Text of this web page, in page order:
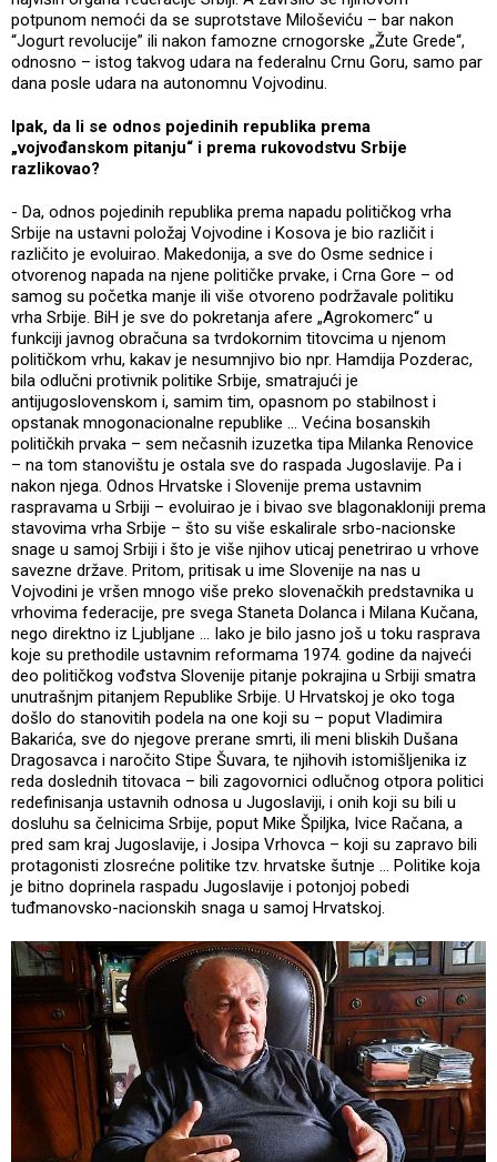
potpunom nemoći da se suprotstave Miloševiću – bar nakon
“Jogurt revolucije” ili nakon famozne crnogorske „Žute Grede“,
odnosno – istog takvog udara na federalnu Crnu Goru, samo par
dana posle udara na autonomnu Vojvodinu.
Ipak, da li se odnos pojedinih republika prema
„vojvođanskom pitanju“ i prema rukovodstvu Srbije
razlikovao?
- Da, odnos pojedinih republika prema napadu političkog vrha
Srbije na ustavni položaj Vojvodine i Kosova je bio različit i
različito je evoluirao. Makedonija, a sve do Osme sednice i
otvorenog napada na njene političke prvake, i Crna Gore – od
samog su početka manje ili više otvoreno podržavale politiku
vrha Srbije. BiH je sve do pokretanja afere „Agrokomerc“ u
funkciji javnog obračuna sa tvrdokornim titovcima u njenom
političkom vrhu, kakav je nesumnjivo bio npr. Hamdija Pozderac,
bila odlučni protivnik politike Srbije, smatrajući je
antijugoslovenskom i, samim tim, opasnom po stabilnost i
opstanak mnogonacionalne republike ... Većina bosanskih
političkih prvaka – sem nečasnih izuzetka tipa Milanka Renovice
– na tom stanovištu je ostala sve do raspada Jugoslavije. Pa i
nakon njega. Odnos Hrvatske i Slovenije prema ustavnim
raspravama u Srbiji – evoluirao je i bivao sve blagonakloniji prema
stavovima vrha Srbije – što su više eskalirale srbo-nacionske
snage u samoj Srbiji i što je više njihov uticaj penetrirao u vrhove
savezne države. Pritom, pritisak u ime Slovenije na nas u
Vojvodini je vršen mnogo više preko slovenačkih predstavnika u
vrhovima federacije, pre svega Staneta Dolanca i Milana Kučana,
nego direktno iz Ljubljane ... Iako je bilo jasno još u toku rasprava
koje su prethodile ustavnim reformama 1974. godine da najveći
deo političkog vođstva Slovenije pitanje pokrajina u Srbiji smatra
unutrašnjm pitanjem Republike Srbije. U Hrvatskoj je oko toga
došlo do stanovitih podela na one koji su – poput Vladimira
Bakarića, sve do njegove prerane smrti, ili meni bliskih Dušana
Dragosavca i naročito Stipe Šuvara, te njihovih istomišljenika iz
reda doslednih titovaca – bili zagovornici odlučnog otpora politici
redefinisanja ustavnih odnosa u Jugoslaviji, i onih koji su bili u
dosluhu sa čelnicima Srbije, poput Mike Špiljka, Ivice Račana, a
pred sam kraj Jugoslavije, i Josipa Vrhovca – koji su zapravo bili
protagonisti zlosrećne politike tzv. hrvatske šutnje ... Politike koja
je bitno doprinela raspadu Jugoslavije i potonjoj pobedi
tuđmanovsko-nacionskih snaga u samoj Hrvatskoj.